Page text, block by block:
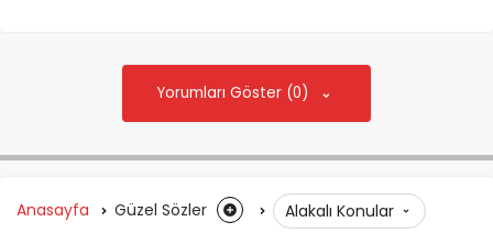
Yorumları Göster (0)
Anasayfa Güzel Sözler Alakalı Konular